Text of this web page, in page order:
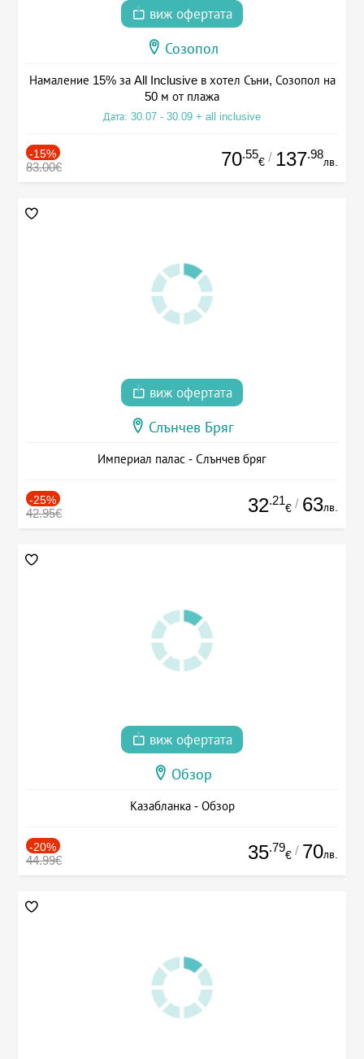
виж офертата
Созопол
Намаление 15% за All Inclusive в хотел Съни, Созопол на
50 м от плажа
Дата: 30.07 - 30.09 + all inclusive
-15%
83.00€ 70.55
€ / 137.98
лв.
виж офертата
Слънчев Бряг
Империал палас - Слънчев бряг
-25%
42.95€ 32.21
€ / 63лв.
виж офертата
Обзор
Казабланка - Обзор
-20%
44.99€ 35.79
€ / 70лв.